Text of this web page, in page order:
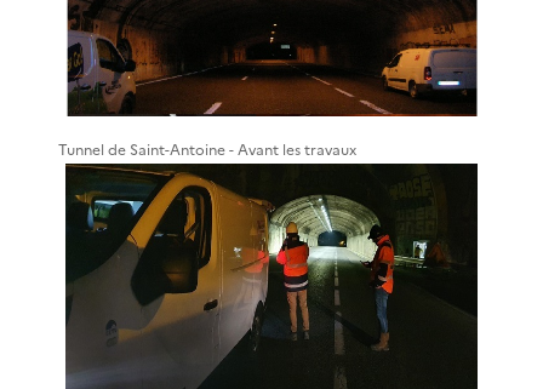
Tunnel de Saint-Antoine - Avant les travaux